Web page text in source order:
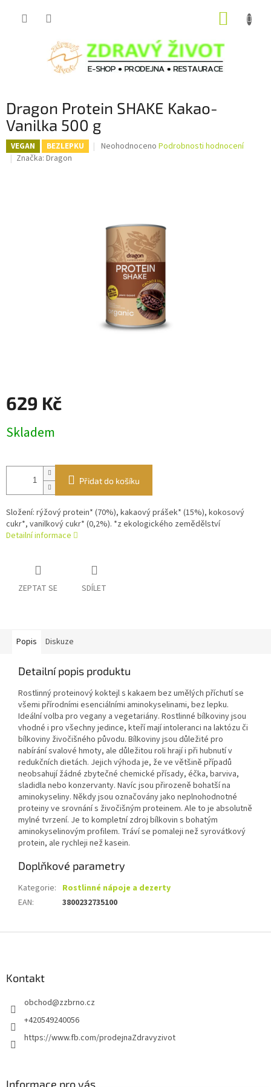
Dragon Protein SHAKE Kakao-
Vanilka 500 g
VEGAN BEZLEPKU
Průměrné
hvězdiček.
Neohodnoceno Podrobnosti hodnocení
Značka: Dragon
629 Kč
cena:
Skladem
Přidat do košíku
Složení: rýžový protein* (70%), kakaový prášek* (15%), kokosový
cukr*, vanilkový cukr* (0,2%). *z ekologického zemědělství
Detailní informace
ZEPTAT SE SDÍLET
Popis Diskuze
Detailní popis produktu
Rostlinný proteinový koktejl s kakaem bez umělých příchutí se
všemi přírodními esenciálními aminokyselinami, bez lepku.
Ideální volba pro vegany a vegetariány. Rostlinné bílkoviny jsou
vhodné i pro všechny jedince, kteří mají intoleranci na laktózu či
bílkoviny živočišného původu. Bílkoviny jsou důležité pro
nabírání svalové hmoty, ale důležitou roli hrají i při hubnutí v
redukčních dietách. Jejich výhoda je, že ve většině případů
neobsahují žádné zbytečné chemické přísady, éčka, barviva,
sladidla nebo konzervanty. Navíc jsou přirozeně bohatší na
aminokyseliny. Někdy jsou označovány jako neplnohodnotné
proteiny ve srovnání s živočišným proteinem. Ale to je absolutně
mylné tvrzení. Je to kompletní zdroj bílkovin s bohatým
aminokyselinovým profilem. Tráví se pomaleji než syrovátkový
protein, ale rychleji než kasein.
Doplňkové parametry
Kategorie: Rostlinné nápoje a dezerty
EAN: 3800232735100
Kontakt
obchod@zzbrno.cz
+420549240056
https://www.fb.com/prodejnaZdravyzivot
Informace pro vás